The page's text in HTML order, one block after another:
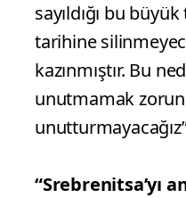
sayıldığı bu
tarihine
kazınmıştır. Bu
unutmamak
“Srebrenitsa’yı